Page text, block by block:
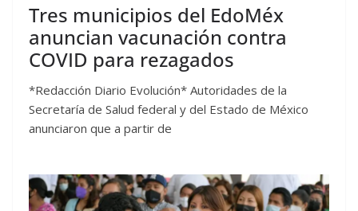
Tres municipios del EdoMéx
anuncian vacunación contra
COVID para rezagados
*Redacción Diario Evolución* Autoridades de la
Secretaría de Salud federal y del Estado de México
anunciaron que a partir de